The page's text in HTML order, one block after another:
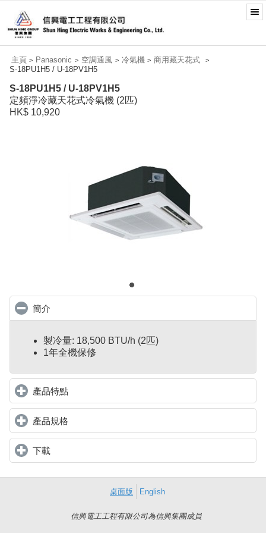
主頁 > Panasonic > 空調通風 > 冷氣機 > 商用藏天花式 >
S-18PU1H5 / U-18PV1H5
S-18PU1H5 / U-18PV1H5
定頻淨冷藏天花式冷氣機 (2匹)
HK$ 10,920
簡介
製冷量: 18,500 BTU/h (2匹)
1年全機保修
產品特點click to expand contents
產品規格
下載click to expand contents
桌面版 English
信興電工工程有限公司為信興集團成員